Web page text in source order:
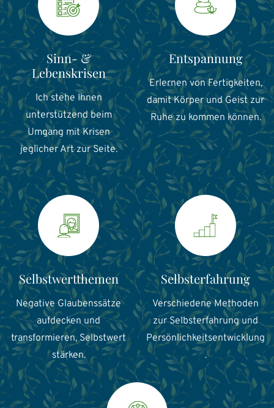
Sinn- &
Lebenskrisen
Ich stehe Ihnen
unterstützend beim
Umgang mit Krisen
jeglicher Art zur Seite.
Entspannung
Erlernen von Fertigkeiten,
damit Körper und Geist zur
Ruhe zu kommen können.
Selbstwertthemen
Negative Glaubenssätze
aufdecken und
transformieren, Selbstwert
stärken.
Selbsterfahrung
Verschiedene Methoden
zur Selbsterfahrung und
Persönlichkeitsentwicklung
.